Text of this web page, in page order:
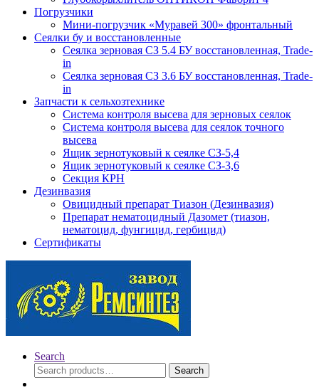
Погрузчики
Мини-погрузчик «Муравей 300» фронтальный
Сеялки бу и восстановленные
Сеялка зерновая СЗ 5.4 БУ восстановленная, Trade-
in
Сеялка зерновая СЗ 3.6 БУ восстановленная, Trade-
in
Запчасти к сельхозтехнике
Система контроля высева для зерновых сеялок
Система контроля высева для сеялок точного
высева
Ящик зернотуковый к сеялке СЗ-5,4
Ящик зернотуковый к сеялке СЗ-3,6
Секция КРН
Дезинвазия
Овицидный препарат Тиазон (Дезинвазия)
Препарат нематоцидный Дазомет (тиазон,
нематоцид, фунгицид, гербицид)
Сертификаты
Search
Search
for:
Search